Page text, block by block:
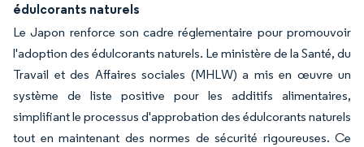
édulcorants naturels
Le Japon renforce son cadre réglementaire pour promouvoir
l'adoption des édulcorants naturels. Le ministère de la Santé, du
Travail et des Affaires sociales (MHLW) a mis en œuvre un
système de liste positive pour les additifs alimentaires,
simplifiant le processus d'approbation des édulcorants naturels
tout en maintenant des normes de sécurité rigoureuses. Ce